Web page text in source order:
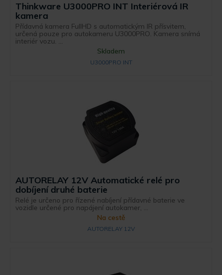
Thinkware U3000PRO INT Interiérová IR
kamera
Přídavná kamera FullHD s automatickým IR přísvitem,
určená pouze pro autokameru U3000PRO. Kamera snímá
interiér vozu. ...
Skladem
U3000PRO INT
AUTORELAY 12V Automatické relé pro
dobíjení druhé baterie
Relé je určeno pro řízené nabíjení přídavné baterie ve
vozidle určené pro napájení autokamer, ...
Na cestě
AUTORELAY 12V